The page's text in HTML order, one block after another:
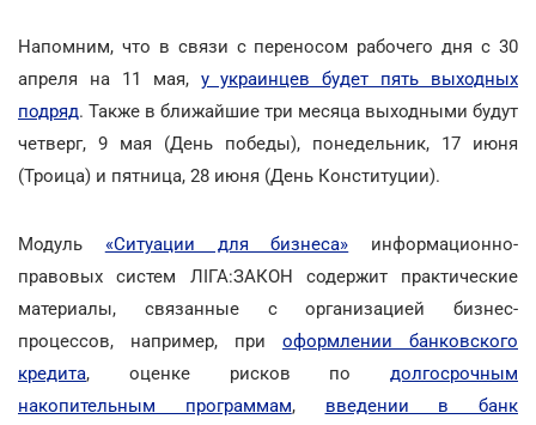
Напомним, что в связи с переносом рабочего дня с 30
апреля на 11 мая, у украинцев будет пять выходных
подряд. Также в ближайшие три месяца выходными будут
четверг, 9 мая (День победы), понедельник, 17 июня
(Троица) и пятница, 28 июня (День Конституции).
Модуль «Ситуации для бизнеса» информационно-
правовых систем ЛІГА:ЗАКОН содержит практические
материалы, связанные с организацией бизнес-
процессов, например, при оформлении банковского
кредита, оценке рисков по долгосрочным
накопительным программам, введении в банк